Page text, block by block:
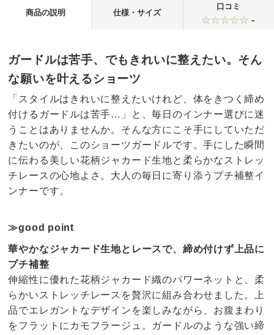
商品の説明 仕様・サイズ
口コミ
-
ガードルは苦手、でもきれいに整えたい。そん
な願いを叶えるショーツ
「スタイルはきれいに整えたいけれど、体をきつく締め
付けるガードルは苦手…」と、毎日のインナー選びに迷
うことはありませんか。そんな方にこそ手にしていただ
きたいのが、このショーツガードルです。手にした瞬間
に伝わる美しい花柄ジャカード生地と柔らかなストレッ
チレースの心地よさ。大人の毎日に寄り添うプチ補整イ
ンナーです。
≫good point
華やかなジャカード生地とレースで、締め付けず上品に
プチ補整
伸縮性に優れた花柄ジャカード織のパワーネットと、柔
らかいストレッチレースを贅沢に組み合わせました。上
品でエレガントなデザインを楽しみながら、お腹まわり
をフラットにカモフラージュ。ガードルのような強い締